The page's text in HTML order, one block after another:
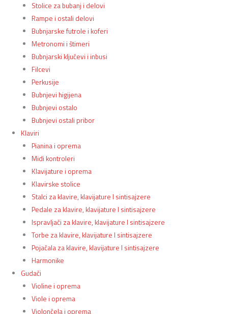
Stolice za bubanj i delovi
Rampe i ostali delovi
Bubnjarske futrole i koferi
Metronomi i štimeri
Bubnjarski ključevi i inbusi
Filcevi
Perkusije
Bubnjevi higijena
Bubnjevi ostalo
Bubnjevi ostali pribor
Klaviri
Pianina i oprema
Midi kontroleri
Klavijature i oprema
Klavirske stolice
Stalci za klavire, klavijature I sintisajzere
Pedale za klavire, klavijature I sintisajzere
Ispravljači za klavire, klavijature I sintisajzere
Torbe za klavire, klavijature I sintisajzere
Pojačala za klavire, klavijature I sintisajzere
Harmonike
Gudači
Violine i oprema
Viole i oprema
Violončela i oprema